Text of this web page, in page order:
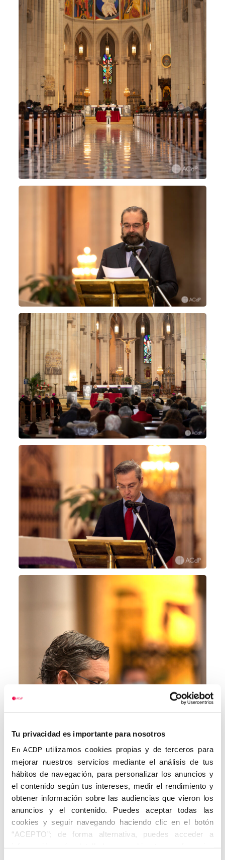
Tu privacidad es importante para nosotros
En ACDP utilizamos cookies propias y de terceros para
mejorar nuestros servicios mediante el análisis de tus
hábitos de navegación, para personalizar los anuncios y
el contenido según tus intereses, medir el rendimiento y
obtener información sobre las audiencias que vieron los
anuncios y el contenido. Puedes aceptar todas las
cookies y seguir navegando haciendo clic en el botón
“ACEPTO”; de forma alternativa, puedes acceder a
información más detallada y cambiar tus preferencias